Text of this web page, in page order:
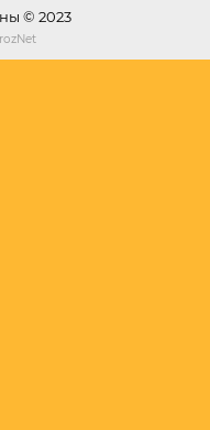
© 2023